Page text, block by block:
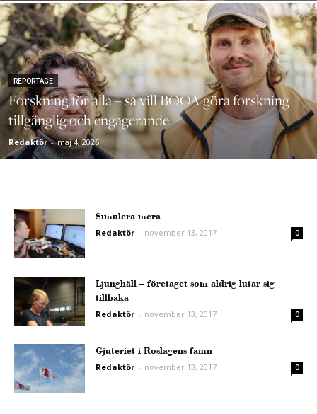
REPORTAGE
Forskning för alla – så vill BOOA göra forskning
tillgänglig och engagerande
Redaktör - maj 4, 2026
Simulera mera
Redaktör - november 13, 2017 0
Ljunghäll – företaget som aldrig lutar sig
tillbaka
Redaktör - november 13, 2017 0
Gjuteriet i Roslagens famn
Redaktör - november 13, 2017 0